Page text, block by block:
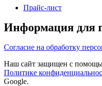
Прайс-лист
Информация для
Согласие на обработку
Наш сайт защищен с
Политике
Google.